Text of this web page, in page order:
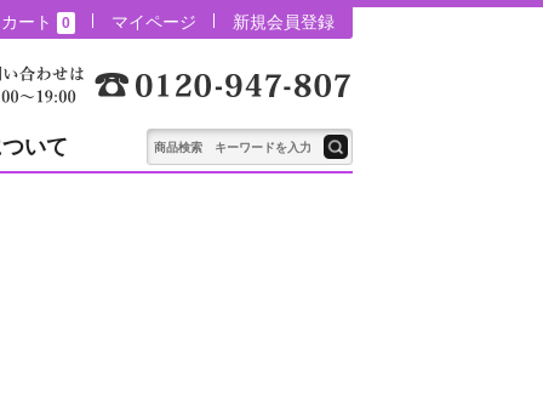
カート 0 マイページ 新規会員登録
いて